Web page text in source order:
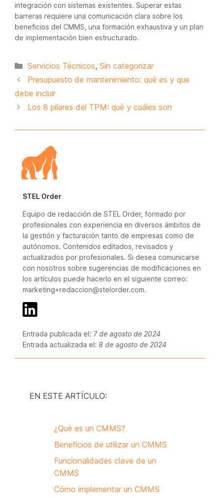
integración con sistemas existentes. Superar estas
barreras requiere una comunicación clara sobre los
beneficios del CMMS, una formación exhaustiva y un plan
de implementación bien estructurado.
Categorías
Servicios Técnicos, Sin categorizar
Presupuesto de mantenimiento: qué es y que
debe incluir
Los 8 pilares del TPM: qué y cuáles son
STEL Order
Equipo de redacción de STEL Order, formado por
profesionales con experiencia en diversos ámbitos de
la gestión y facturación tanto de empresas como de
autónomos. Contenidos editados, revisados y
actualizados por profesionales. Si desea comunicarse
con nosotros sobre sugerencias de modificaciones en
los artículos puede hacerlo en el siguiente correo:
marketing+redaccion@stelorder.com.
Entrada publicada el: 7 de agosto de 2024
Entrada actualizada el: 8 de agosto de 2024
EN ESTE ARTÍCULO:
¿Qué es un CMMS?
Beneficios de utilizar un CMMS
Funcionalidades clave de un
CMMS
Cómo implementar un CMMS